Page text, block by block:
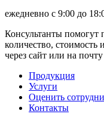
ежедневно с 9:00 до
Консультанты помогут
количество, стоимость
через сайт или на почту
Продукция
Услуги
Оценить
Контакты